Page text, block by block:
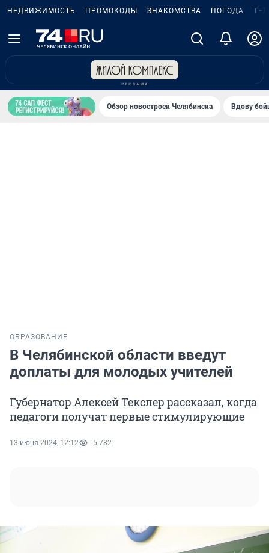
НЕДВИЖИМОСТЬ ПРОМОКОДЫ ЗНАКОМСТВА ПОГОДА
Обзор новостроек Челябинска Вдову
ОБРАЗОВАНИЕ
В Челябинской области введут
доплаты для молодых учителей
Губернатор Алексей Текслер рассказал, когда
педагоги получат первые стимулирующие
13 июня 2024, 12:12 5 782